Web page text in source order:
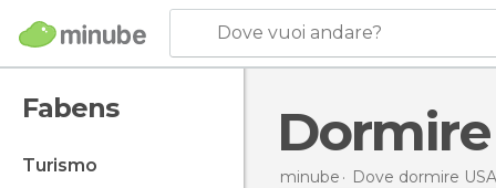
Dove vuoi andare?
Fabens
turismo
minube Dove dormire USA